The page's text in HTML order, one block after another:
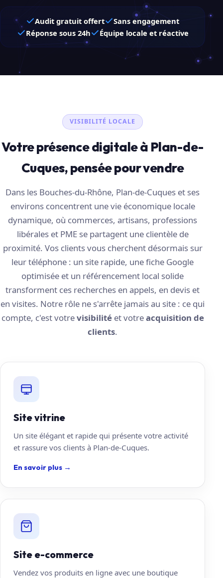
Audit gratuit offert
Sans engagement
Réponse sous 24h
Équipe locale et réactive
VISIBILITÉ LOCALE
Votre présence digitale à Plan-de-
Cuques, pensée pour vendre
Dans les Bouches-du-Rhône, Plan-de-Cuques et ses
environs concentrent une vie économique locale
dynamique, où commerces, artisans, professions
libérales et PME se partagent une clientèle de
proximité. Vos clients vous cherchent désormais sur
leur téléphone : un site rapide, une fiche Google
optimisée et un référencement local solide
transforment ces recherches en appels, en devis et
en visites. Notre rôle ne s'arrête jamais au site : ce qui
compte, c'est votrevisibilitéet votreacquisition de
clients.
Site vitrine
Un site élégant et rapide qui présente votre activité
et rassure vos clients à Plan-de-Cuques.
En savoir plus →
Site e-commerce
Vendez vos produits en ligne avec une boutique